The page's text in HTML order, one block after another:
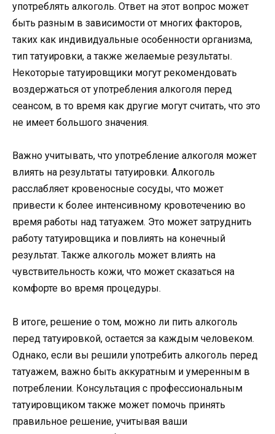
употреблять алкоголь. Ответ на этот вопрос может
быть разным в зависимости от многих факторов,
таких как индивидуальные особенности организма,
тип татуировки, а также желаемые результаты.
Некоторые татуировщики могут рекомендовать
воздержаться от употребления алкоголя перед
сеансом, в то время как другие могут считать, что это
не имеет большого значения.
Важно учитывать, что употребление алкоголя может
влиять на результаты татуировки. Алкоголь
расслабляет кровеносные сосуды, что может
привести к более интенсивному кровотечению во
время работы над татуажем. Это может затруднить
работу татуировщика и повлиять на конечный
результат. Также алкоголь может влиять на
чувствительность кожи, что может сказаться на
комфорте во время процедуры.
В итоге, решение о том, можно ли пить алкоголь
перед татуировкой, остается за каждым человеком.
Однако, если вы решили употребить алкоголь перед
татуажем, важно быть аккуратным и умеренным в
потреблении. Консультация с профессиональным
татуировщиком также может помочь принять
правильное решение, учитывая ваши